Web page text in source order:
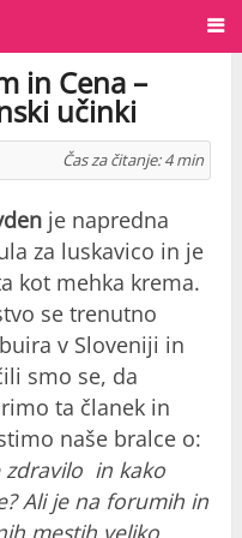
in Cena –
učinki
Čas za čitanje: 4 min
je napredna
za luskavico in je
kot mehka krema.
se trenutno
v Sloveniji in
smo se, da
ta članek in
naše bralce o:
zdravilo in kako
Ali je na forumih in
mestih veliko